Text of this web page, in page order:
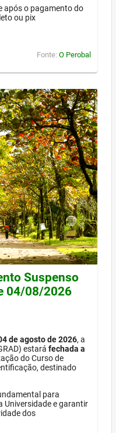
após o pagamento do
ou pix
Fonte: O Perobal
Suspenso
04/08/2026
de agosto de 2026, a
estará fechada a
do Curso de
destinado
para
Universidade e garantir
dos